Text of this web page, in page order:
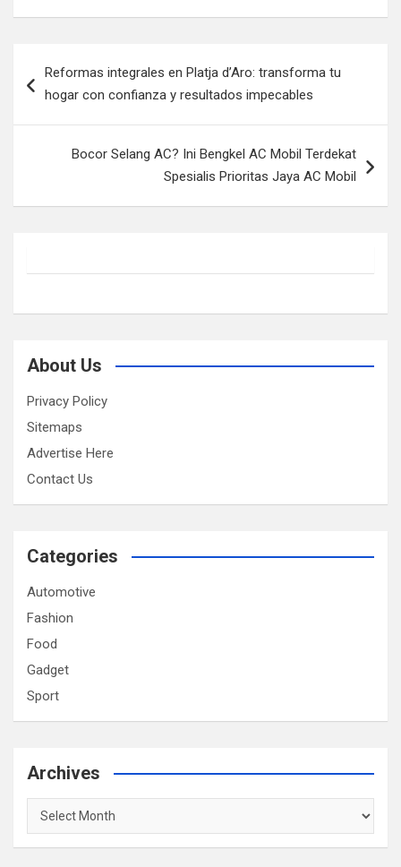
navigation
Reformas integrales en Platja d’Aro: transforma tu
hogar con confianza y resultados impecables
Bocor Selang AC? Ini Bengkel AC Mobil Terdekat
Spesialis Prioritas Jaya AC Mobil
About Us
Privacy Policy
Sitemaps
Advertise Here
Contact Us
Categories
Automotive
Fashion
Food
Gadget
Sport
Archives
Archives